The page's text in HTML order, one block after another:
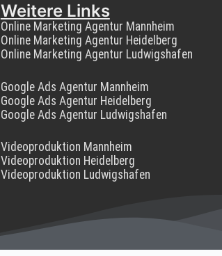
Weitere Links
Online Marketing Agentur Mannheim
Online Marketing Agentur Heidelberg
Online Marketing Agentur Ludwigshafen
Google Ads Agentur Mannheim
Google Ads Agentur Heidelberg
Google Ads Agentur Ludwigshafen
Videoproduktion Mannheim
Videoproduktion Heidelberg
Videoproduktion Ludwigshafen